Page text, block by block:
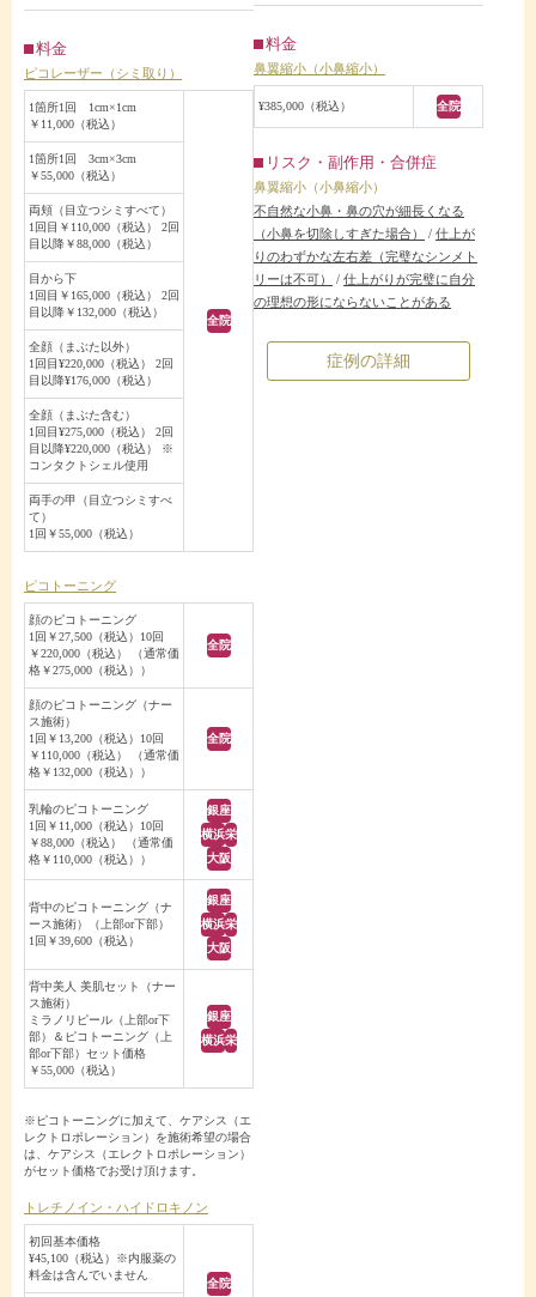
料金
ピコレーザー（シミ取り）
1箇所1回 1cm×1cm
￥11,000（税込）
全院
1箇所1回 3cm×3cm
￥55,000（税込）
両頬（目立つシミすべて）
1回目￥110,000（税込） 2回
目以降￥88,000（税込）
目から下
1回目￥165,000（税込） 2回
目以降￥132,000（税込）
全顔（まぶた以外）
1回目¥220,000（税込） 2回
目以降¥176,000（税込）
全顔（まぶた含む）
1回目¥275,000（税込） 2回
目以降¥220,000（税込） ※
コンタクトシェル使用
両手の甲（目立つシミすべ
て）
1回￥55,000（税込）
ピコトーニング
顔のピコトーニング
1回￥27,500（税込）10回
￥220,000（税込） （通常価
格￥275,000（税込））
全院
顔のピコトーニング（ナー
ス施術）
1回￥13,200（税込）10回
￥110,000（税込） （通常価
格￥132,000（税込））
全院
乳輪のピコトーニング
1回￥11,000（税込）10回
￥88,000（税込） （通常価
格￥110,000（税込））
銀座
横浜栄
大阪
背中のピコトーニング（ナ
ース施術）（上部or下部）
1回￥39,600（税込）
銀座
横浜栄
大阪
背中美人 美肌セット（ナー
ス施術）
ミラノリピール（上部or下
部）＆ピコトーニング（上
部or下部）セット価格
￥55,000（税込）
銀座
横浜栄
※ピコトーニングに加えて、ケアシス（エ
レクトロポレーション）を施術希望の場合
は、ケアシス（エレクトロポレーション）
がセット価格でお受け頂けます。
トレチノイン・ハイドロキノン
初回基本価格
¥45,100（税込）※内服薬の
料金は含んでいません
全院
料金
鼻翼縮小（小鼻縮小）
¥385,000（税込） 全院
リスク・副作用・合併症
鼻翼縮小（小鼻縮小）
不自然な小鼻・鼻の穴が細長くなる
（小鼻を切除しすぎた場合）
/ 仕上が
りのわずかな左右差（完璧なシンメト
リーは不可）
/ 仕上がりが完璧に自分
の理想の形にならないことがある
症例の詳細